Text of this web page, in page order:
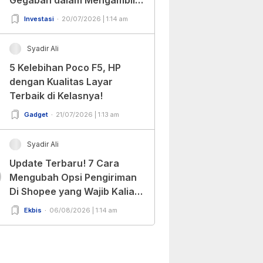
Keputusan!
Investasi 20/07/2026 | 1:14 am
Syadir Ali
5 Kelebihan Poco F5, HP
dengan Kualitas Layar
Terbaik di Kelasnya!
Gadget 21/07/2026 | 1:13 am
Syadir Ali
Update Terbaru! 7 Cara
Mengubah Opsi Pengiriman
Di Shopee yang Wajib Kalian
Ketahui!
Ekbis 06/08/2026 | 1:14 am